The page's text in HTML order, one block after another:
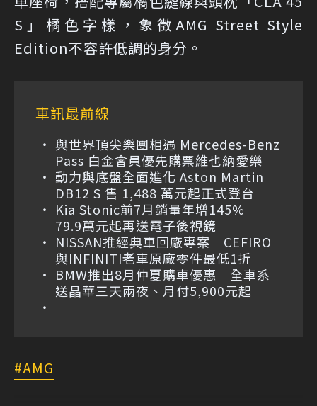
S」橘色字樣，象徵AMG Street Style
Edition不容許低調的身分。
車訊最前線
與世界頂尖樂團相遇 Mercedes-Benz
Pass 白金會員優先購票維也納愛樂
動力與底盤全面進化 Aston Martin
DB12 S 售 1,488 萬元起正式登台
Kia Stonic前7月銷量年增145%
79.9萬元起再送電子後視鏡
NISSAN推經典車回廠專案 CEFIRO
與INFINITI老車原廠零件最低1折
BMW推出8月仲夏購車優惠 全車系
送晶華三天兩夜、月付5,900元起
AMG